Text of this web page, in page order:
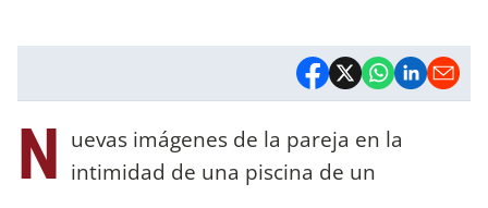
N uevas imágenes de la pareja en la
intimidad de una piscina de un